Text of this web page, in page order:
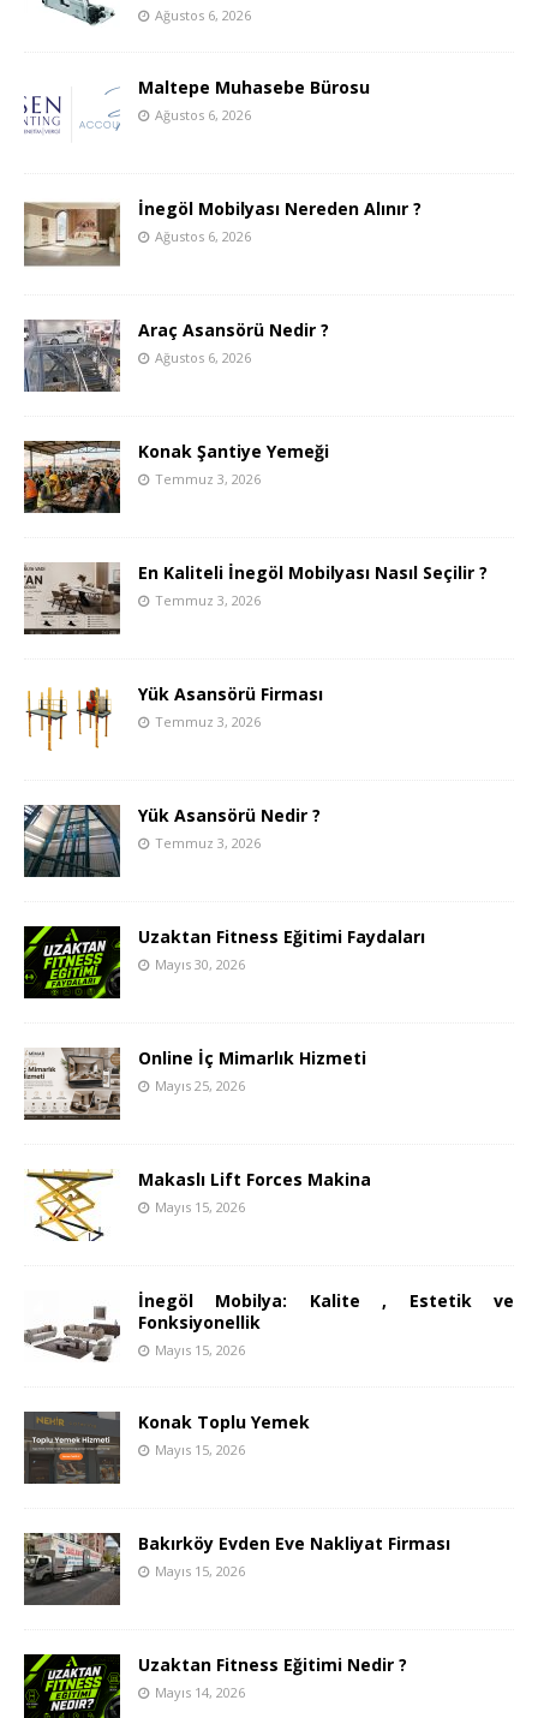
Ağustos 6, 2026
Maltepe Muhasebe Bürosu
Ağustos 6, 2026
İnegöl Mobilyası Nereden Alınır ?
Ağustos 6, 2026
Araç Asansörü Nedir ?
Ağustos 6, 2026
Konak Şantiye Yemeği
Temmuz 3, 2026
En Kaliteli İnegöl Mobilyası Nasıl Seçilir ?
Temmuz 3, 2026
Yük Asansörü Firması
Temmuz 3, 2026
Yük Asansörü Nedir ?
Temmuz 3, 2026
Uzaktan Fitness Eğitimi Faydaları
Mayıs 30, 2026
Online İç Mimarlık Hizmeti
Mayıs 25, 2026
Makaslı Lift Forces Makina
Mayıs 15, 2026
İnegöl Mobilya: Kalite , Estetik ve
Fonksiyonellik
Mayıs 15, 2026
Konak Toplu Yemek
Mayıs 15, 2026
Bakırköy Evden Eve Nakliyat Firması
Mayıs 15, 2026
Uzaktan Fitness Eğitimi Nedir ?
Mayıs 14, 2026